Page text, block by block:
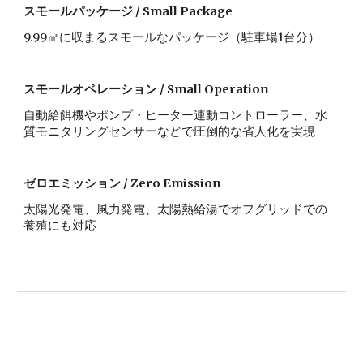
スモールパッケージ / Small Package
9.99㎡に収まるスモールなパッケージ（駐車場1台分）
スモールオペレーション / Small Operation
自動給餌機やポンプ・ヒーター連動コントローラー、水
質モニタリングセンサーなどで圧倒的な省人化を実現
ゼロエミッション / Zero Emission
太陽光発電、風力発電、太陽熱給湯でオフグリッドでの
養殖にも対応